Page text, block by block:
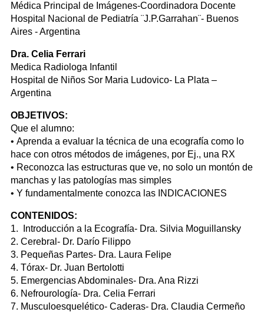
Médica Principal de Imágenes-Coordinadora Docente
Hospital Nacional de Pediatría ¨J.P.Garrahan¨- Buenos
Aires - Argentina
Dra. Celia Ferrari
Medica Radiologa Infantil
Hospital de Niños Sor Maria Ludovico- La Plata –
Argentina
OBJETIVOS:
Que el alumno:
• Aprenda a evaluar la técnica de una ecografía como lo
hace con otros métodos de imágenes, por Ej., una RX
• Reconozca las estructuras que ve, no solo un montón de
manchas y las patologías mas simples
• Y fundamentalmente conozca las INDICACIONES
CONTENIDOS:
1. Introducción a la Ecografía- Dra. Silvia Moguillansky
2. Cerebral- Dr. Darío Filippo
3. Pequeñas Partes- Dra. Laura Felipe
4. Tórax- Dr. Juan Bertolotti
5. Emergencias Abdominales- Dra. Ana Rizzi
6. Nefrourología- Dra. Celia Ferrari
7. Musculoesquelético- Caderas- Dra. Claudia Cermeño